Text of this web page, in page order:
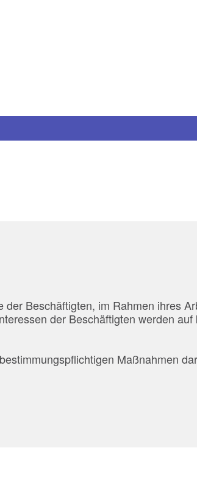
Beschäftigten, im Rahmen ihres
der Beschäftigten werden
Maßnahmen